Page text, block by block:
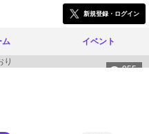
新規登録・ログイン
ム イベント
955